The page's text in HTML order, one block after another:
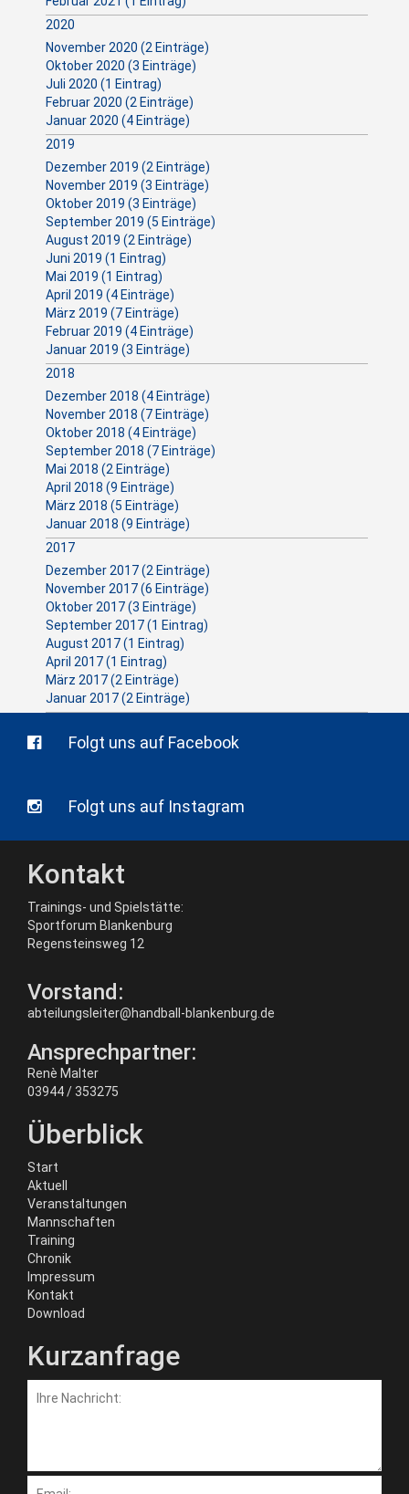
2020
November 2020 (2 Einträge)
Oktober 2020 (3 Einträge)
Juli 2020 (1 Eintrag)
Februar 2020 (2 Einträge)
Januar 2020 (4 Einträge)
2019
Dezember 2019 (2 Einträge)
November 2019 (3 Einträge)
Oktober 2019 (3 Einträge)
September 2019 (5 Einträge)
August 2019 (2 Einträge)
Juni 2019 (1 Eintrag)
Mai 2019 (1 Eintrag)
April 2019 (4 Einträge)
März 2019 (7 Einträge)
Februar 2019 (4 Einträge)
Januar 2019 (3 Einträge)
2018
Dezember 2018 (4 Einträge)
November 2018 (7 Einträge)
Oktober 2018 (4 Einträge)
September 2018 (7 Einträge)
Mai 2018 (2 Einträge)
April 2018 (9 Einträge)
März 2018 (5 Einträge)
Januar 2018 (9 Einträge)
2017
Dezember 2017 (2 Einträge)
November 2017 (6 Einträge)
Oktober 2017 (3 Einträge)
September 2017 (1 Eintrag)
August 2017 (1 Eintrag)
April 2017 (1 Eintrag)
März 2017 (2 Einträge)
Januar 2017 (2 Einträge)
Folgt uns auf Facebook
Folgt uns auf Instagram
Kontakt
Trainings- und Spielstätte:
Sportforum Blankenburg
Regensteinsweg 12
Vorstand:
abteilungsleiter@handball-blankenburg.de
Ansprechpartner:
Renè Malter
03944 / 353275
Überblick
Start
Aktuell
Veranstaltungen
Mannschaften
Training
Chronik
Impressum
Kontakt
Download
Kurzanfrage